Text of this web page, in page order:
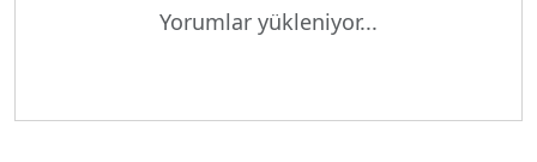
Yorumlar yükleniyor...